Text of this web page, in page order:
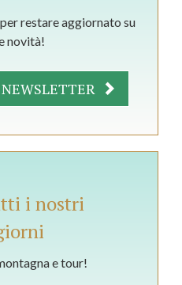
restare aggiornato su
novità!
i nostri
e tour!